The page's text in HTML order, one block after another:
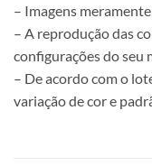
– Imagens
– A reprodução das
configurações do seu
– De acordo com o
variação de cor e